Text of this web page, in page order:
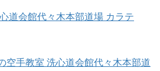
道会館代々木本部道場 カラテ
空手教室 洗心道会館代々木本部道